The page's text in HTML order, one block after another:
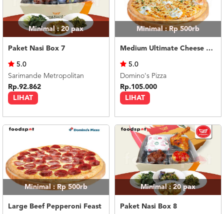
Minimal : 20 pax
Paket Nasi Box 7
LIHAT
5.0
Sarimande Metropolitan
Rp.92.862
Minimal : Rp 500rb
Medium Ultimate Cheese Melt
LIHAT
5.0
Domino's Pizza
Rp.105.000
Minimal : Rp 500rb
Large Beef Pepperoni Feast
Minimal : 20 pax
Paket Nasi Box 8